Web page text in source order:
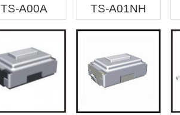
TS-A00A TS-A01NH